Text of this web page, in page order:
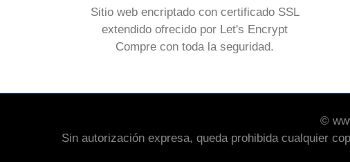
Sitio web encriptado con certificado SSL
extendido ofrecido por Let's Encrypt
Compre con toda la seguridad.
©
Sin autorización expresa, queda prohibida cualquier